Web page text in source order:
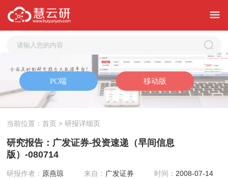
当前位置：首页 > 研报详细页
研究报告：广发证券-投资速递（早间信息
版）-080714
研报作者： 原燕琼 来自： 广发证券 时间： 2008-07-14